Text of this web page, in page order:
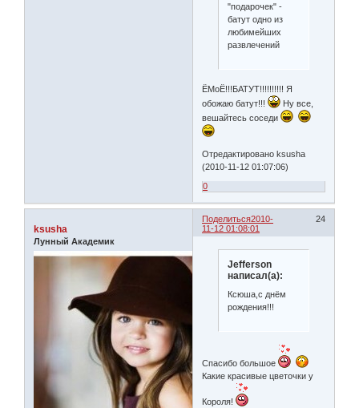
"подарочек" -
батут одно из
любимейших
развлечений
ЁМоЁ!!!БАТУТ!!!!!!!!!! Я
обожаю батут!!!
Ну все,
вешайтесь соседи
Отредактировано ksusha
(2010-11-12 01:07:06)
0
Поделиться 24
2010-
11-12 01:08:01
ksusha
Лунный Академик
Jefferson
написал(а):
Ксюша,с днём
рождения!!!
Спасибо большое
Какие красивые цветочки у
Короля!